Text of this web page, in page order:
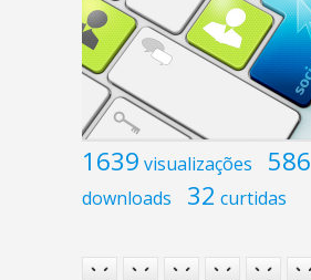
1639 visualizações 586
downloads 32 curtidas